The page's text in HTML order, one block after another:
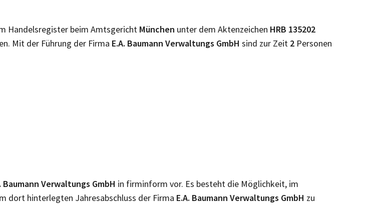
Handelsregister beim Amtsgericht München unter dem Aktenzeichen HRB 135202
Mit der Führung der Firma E.A. Baumann Verwaltungs GmbH sind zur Zeit 2 Personen
Baumann Verwaltungs GmbH in firminform vor. Es besteht die Möglichkeit, im
dort hinterlegten Jahresabschluss der Firma E.A. Baumann Verwaltungs GmbH zu